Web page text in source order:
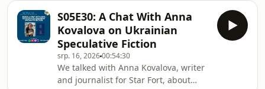
onome što nas čeka, malo o nekim
projektima koje smo trenutno radili, a
malo o preporukama za ljetno
čitanje.Korisni linkovi:Sanja
Kolenko:IG: @sanja.slavic.art
https://www.instagram.com/sanja.slavic.art/Etsy:
S05E30: A Chat With Anna
Kovalova on Ukrainian
Speculative Fiction
srp. 16, 202600:54:30
We talked with Anna Kovalova, writer
and journalist for Star Fort, about